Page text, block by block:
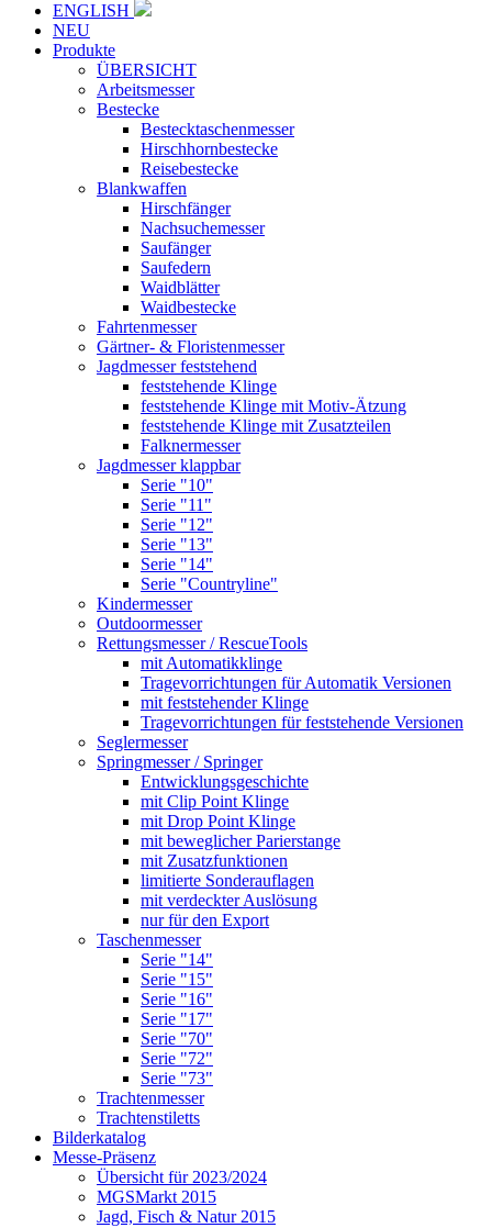
ENGLISH
NEU
Produkte
ÜBERSICHT
Arbeitsmesser
Bestecke
Bestecktaschenmesser
Hirschhornbestecke
Reisebestecke
Blankwaffen
Hirschfänger
Nachsuchemesser
Saufänger
Saufedern
Waidblätter
Waidbestecke
Fahrtenmesser
Gärtner- & Floristenmesser
Jagdmesser feststehend
feststehende Klinge
feststehende Klinge mit Motiv-Ätzung
feststehende Klinge mit Zusatzteilen
Falknermesser
Jagdmesser klappbar
Serie "10"
Serie "11"
Serie "12"
Serie "13"
Serie "14"
Serie "Countryline"
Kindermesser
Outdoormesser
Rettungsmesser / RescueTools
mit Automatikklinge
Tragevorrichtungen für Automatik Versionen
mit feststehender Klinge
Tragevorrichtungen für feststehende Versionen
Seglermesser
Springmesser / Springer
Entwicklungsgeschichte
mit Clip Point Klinge
mit Drop Point Klinge
mit beweglicher Parierstange
mit Zusatzfunktionen
limitierte Sonderauflagen
mit verdeckter Auslösung
nur für den Export
Taschenmesser
Serie "14"
Serie "15"
Serie "16"
Serie "17"
Serie "70"
Serie "72"
Serie "73"
Trachtenmesser
Trachtenstiletts
Bilderkatalog
Messe-Präsenz
Übersicht für 2023/2024
MGSMarkt 2015
Jagd, Fisch & Natur 2015